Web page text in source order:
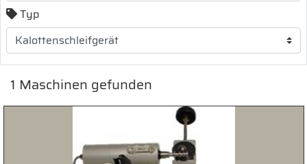
Typ
1 Maschinen gefunden